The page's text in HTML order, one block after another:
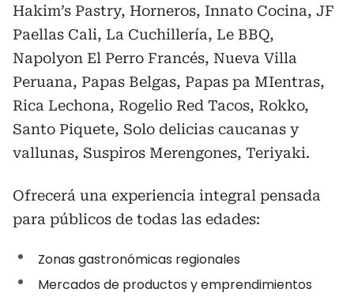
Hakim’s Pastry, Horneros, Innato Cocina, JF
Paellas Cali, La Cuchillería, Le BBQ,
Napolyon El Perro Francés, Nueva Villa
Peruana, Papas Belgas, Papas pa MIentras,
Rica Lechona, Rogelio Red Tacos, Rokko,
Santo Piquete, Solo delicias caucanas y
vallunas, Suspiros Merengones, Teriyaki.
Ofrecerá una experiencia integral pensada
para públicos de todas las edades:
Zonas gastronómicas regionales
Mercados de productos y emprendimientos